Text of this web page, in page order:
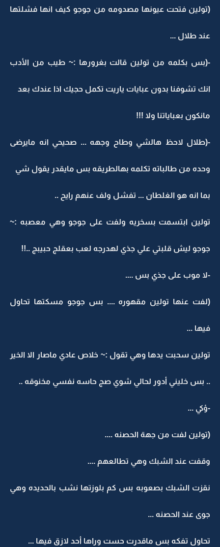
(تولين فتحت عيونها مصدومه من جوجو كيف انها فشلتها
عند طلال ...
-(بس بكلمه من تولين قالت بغرورها :~ طيب من الأدب
انك تشوفنا بدون عبايات ياريت تكمل حجيك اذا عندك بعد
مانكون بعباياتنا ولا !!!
-(طلال لاحظ هالشي وطاح وجهه ... صحيحي انه مايرضى
وحده من طالباته تكلمه بهالطريقه بس مايقدر يقول شي
بما انه هو الغلطان ... تفشل ولف عنهم رايح ..
تولين ابتسمت بسخريه ولفت على جوجو وهي معصبه :~
جوجو ليش قلبتي علي جذي لهدرجه لعب بعقلج حبيبج ..!!
-لا موب على جذي بس ....
(لفت عنها تولين مقهوره .... بس جوجو مسكتها تحاول
فيها ...
تولين سحبت يدها وهي تقول :~ خلاص عادي ماصار الا الخير
.. بس خليني أدور لحالي شوي صج حاسه نفسي مخنوقه ..
-ؤكي ...
(تولين لفت من جهة الحصنه ....
وقفت عند الشبك وهي تطالعهم ....
نقزت الشبك بصعوبه بس كم بلوزتها نشب بالحديده وهي
جوى عند الحصنه ...
تحاول تفكه بس ماقدرت حست وراها أحد لازق فيها ...